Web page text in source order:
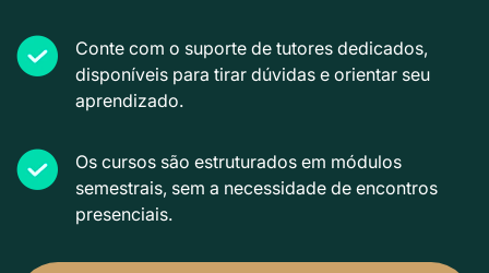
Conte com o suporte de tutores dedicados,
disponíveis para tirar dúvidas e orientar seu
aprendizado.
Os cursos são estruturados em módulos
semestrais, sem a necessidade de encontros
presenciais.